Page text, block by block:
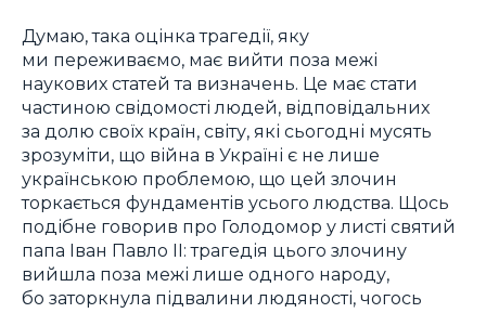
Думаю, така оцінка трагедії, яку
ми переживаємо, має вийти поза межі
наукових статей та визначень. Це має стати
частиною свідомості людей, відповідальних
за долю своїх країн, світу, які сьогодні мусять
зрозуміти, що війна в Україні є не лише
українською проблемою, що цей злочин
торкається фундаментів усього людства. Щось
подібне говорив про Голодомор у листі святий
папа Іван Павло ІІ: трагедія цього злочину
вийшла поза межі лише одного народу,
бо заторкнула підвалини людяності, чогось